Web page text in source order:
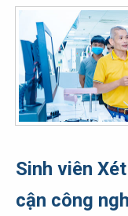
Sinh viên
cận công